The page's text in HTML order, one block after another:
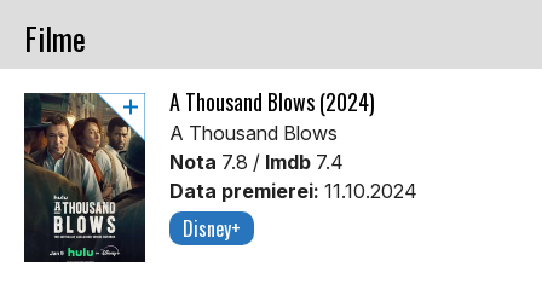
Filme
A Thousand Blows (2024)
A Thousand Blows
Nota 7.8 / Imdb 7.4
Data premierei: 11.10.2024
Disney+